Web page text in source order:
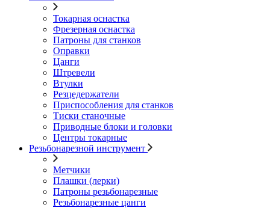
Токарная оснастка
Фрезерная оснастка
Патроны для станков
Оправки
Цанги
Штревели
Втулки
Резцедержатели
Приспособления для станков
Тиски станочные
Приводные блоки и головки
Центры токарные
Резьбонарезной инструмент
Метчики
Плашки (лерки)
Патроны резьбонарезные
Резьбонарезные цанги